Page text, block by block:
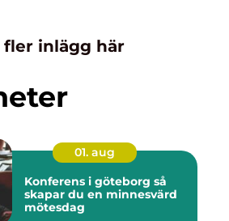
fler inlägg här
01. aug
Konferens i göteborg så
skapar du en minnesvärd
mötesdag